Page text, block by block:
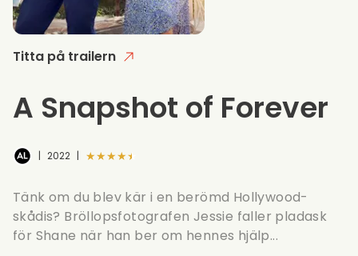
Titta på trailern
A Snapshot of Forever
| 2022 | ★★★★★
Tänk om du blev kär i en berömd Hollywood-
skådis? Bröllopsfotografen Jessie faller pladask
för Shane när han ber om hennes hjälp...